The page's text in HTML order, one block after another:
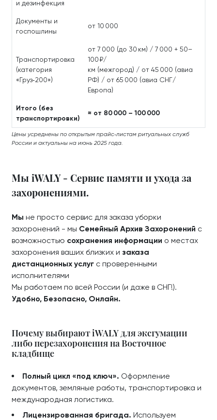
и дезинфекция
Документы и
госпошлины
от 10 000
Транспортировка
(категория
«Груз‑200»)
от 7 000 (до 30 км) / 7 000 + 50–
100 ₽/
км (межгород) / от 45 000 (авиа
РФ) / от 65 000 (авиа СНГ/
Европа)
Итого (без
транспортировки)
≈ от 80 000 – 100 000
Цены усреднены по открытым прайс‑листам ритуальных служб
России и актуальны на июнь 2025 года.
Мы iWALY - Сервис памяти и ухода за
захоронениями.
Мы не просто сервис для заказа уборки
захоронений - мы Семейный Архив Захоронений с
возможностью сохранения информации о местах
захоронения ваших близких и заказа
дистанционных услуг с проверенными
исполнителями
Мы работаем по всей России (и даже в СНГ!).
Удобно, Безопасно, Онлайн.
Почему выбирают iWALY для эксгумации
либо перезахоронения на Восточное
кладбище
Полный цикл «под ключ». Оформление
документов, земляные работы, транспортировка и
международная логистика.
Лицензированная бригада. Используем